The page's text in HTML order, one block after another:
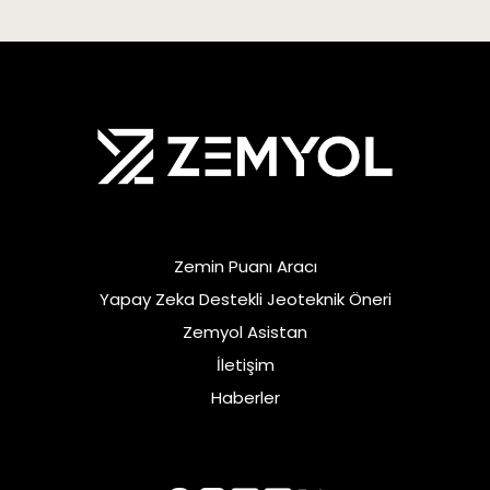
Zemin Puanı Aracı
Yapay Zeka Destekli Jeoteknik Öneri
Zemyol Asistan
İletişim
Haberler